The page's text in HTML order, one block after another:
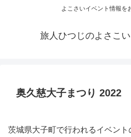
よこさいイベント情報を
旅人ひつじのよさこ
奥久慈大子まつり 2022
茨城県大子町で行われるイベン